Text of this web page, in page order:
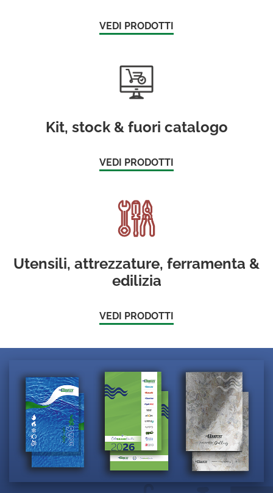
VEDI PRODOTTI
Kit, stock & fuori catalogo
VEDI PRODOTTI
Utensili, attrezzature, ferramenta &
edilizia
VEDI PRODOTTI